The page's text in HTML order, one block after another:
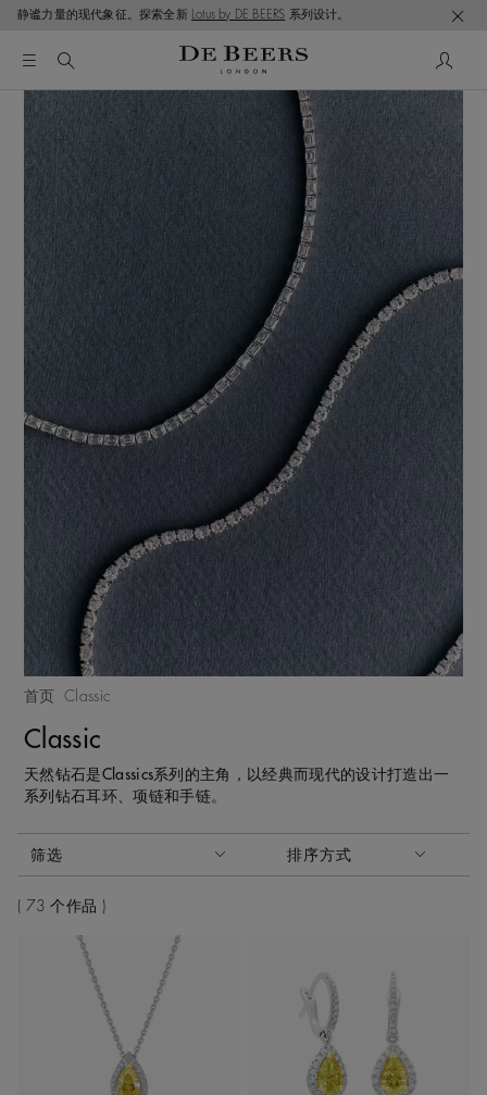
静谧力量的现代象征。探索全新 Lotus by DE BEERS 系列设计。
首页 Classic
Classic
天然钻石是Classics系列的主角，以经典而现代的设计打造出一
系列钻石耳环、项链和手链。
筛选 排序方式
排序方式
73 个作品